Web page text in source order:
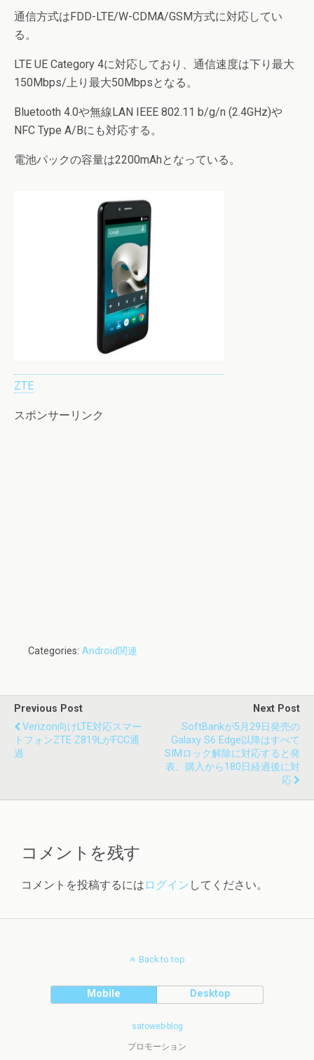
通信方式はFDD-LTE/W-CDMA/GSM方式に対応してい
る。
LTE UE Category 4に対応しており、通信速度は下り最大
150Mbps/上り最大50Mbpsとなる。
Bluetooth 4.0や無線LAN IEEE 802.11 b/g/n (2.4GHz)や
NFC Type A/Bにも対応する。
電池パックの容量は2200mAhとなっている。
ZTE
スポンサーリンク
Categories: Android関連
Previous Post
Verizon向けLTE対応スマー
トフォンZTE Z819LがFCC通
過
Next Post
SoftBankが5月29日発売の
Galaxy S6 Edge以降はすべて
SIMロック解除に対応すると発
表、購入から180日経過後に対
応
コメントを残す
コメントを投稿するには ログイン してください。
Back to top
Mobile Desktop
satoweb-blog
プロモーション